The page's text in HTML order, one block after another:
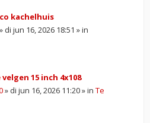
kachelhuis
» di jun 16, 2026 18:51 » in
15 inch 4x108
» di jun 16, 2026 11:20 » in Te